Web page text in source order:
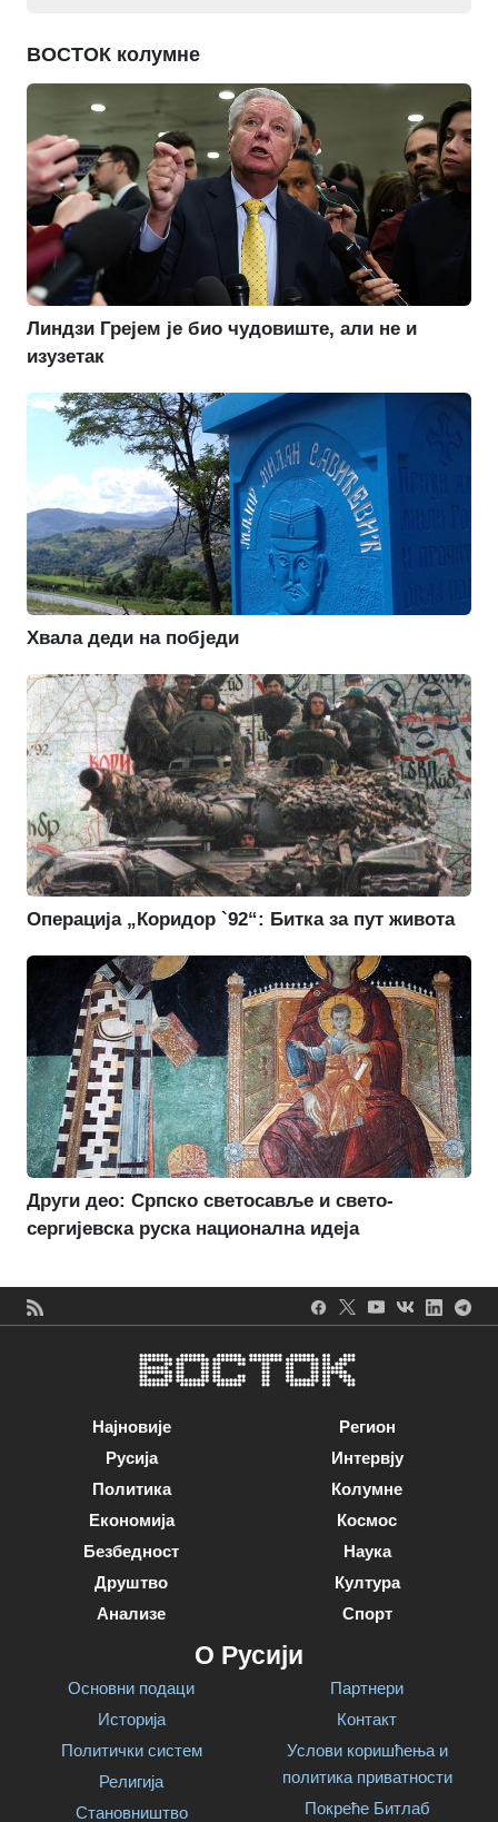
ВОСТОК колумне
Линдзи Грејем је био чудовиште, али не и
изузетак
Хвала деди на побједи
Операција „Коридор `92“: Битка за пут живота
Други део: Српско светосавље и свето-
сергијевска руска национална идеја
Најновије
Русија
Политика
Економија
Безбедност
Друштво
Анализе
Регион
Интервју
Колумне
Космос
Наука
Култура
Спорт
О Русији
Основни подаци
Историја
Политички систем
Религија
Становништво
Партнери
Контакт
Услови коришћења и
политика приватности
Покреће Битлаб